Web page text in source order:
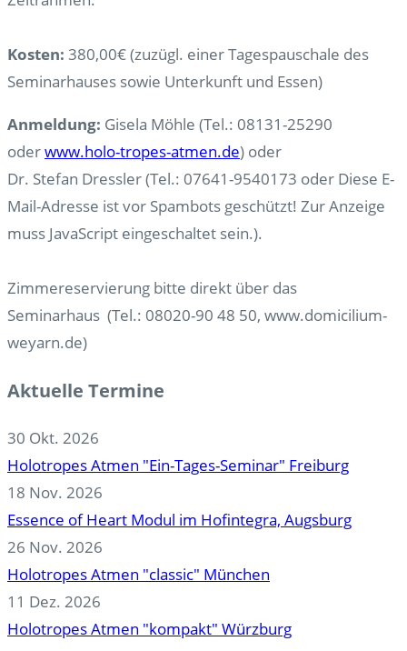
Kosten: 380,00€ (zuzügl. einer Tagespauschale des
Seminarhauses sowie Unterkunft und Essen)
Anmeldung: Gisela Möhle (Tel.: 08131-25290
oderwww.holo-tropes-atmen.de) oder
Dr. Stefan Dressler (Tel.: 07641-9540173 oder Diese E-
Mail-Adresse ist vor Spambots geschützt! Zur Anzeige
muss JavaScript eingeschaltet sein.).
Zimmereservierung bitte direkt über das
Seminarhaus (Tel.: 08020-90 48 50, www.domicilium-
weyarn.de)
Aktuelle Termine
30 Okt. 2026
Holotropes Atmen "Ein-Tages-Seminar" Freiburg
18 Nov. 2026
Essence of Heart Modul im Hofintegra, Augsburg
26 Nov. 2026
Holotropes Atmen "classic" München
11 Dez. 2026
Holotropes Atmen "kompakt" Würzburg